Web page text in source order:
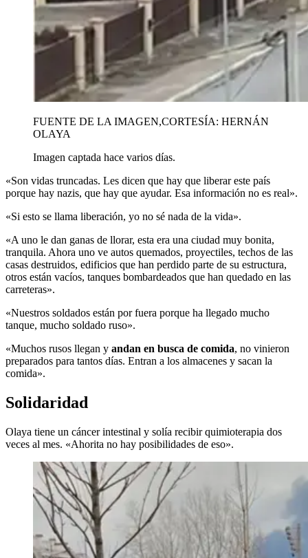
FUENTE DE LA IMAGEN,CORTESÍA: HERNÁN
OLAYA
Imagen captada hace varios días.
«Son vidas truncadas. Les dicen que hay que liberar este país
porque hay nazis, que hay que ayudar. Esa información no es real».
«Si esto se llama liberación, yo no sé nada de la vida».
«A uno le dan ganas de llorar, esta era una ciudad muy bonita,
tranquila. Ahora uno ve autos quemados, proyectiles, techos de las
casas destruidos, edificios que han perdido parte de su estructura,
otros están vacíos, tanques bombardeados que han quedado en las
carreteras».
«Nuestros soldados están por fuera porque ha llegado mucho
tanque, mucho soldado ruso».
«Muchos rusos llegan y andan en busca de comida, no vinieron
preparados para tantos días. Entran a los almacenes y sacan la
comida».
Solidaridad
Olaya tiene un cáncer intestinal y solía recibir quimioterapia dos
veces al mes. «Ahorita no hay posibilidades de eso».